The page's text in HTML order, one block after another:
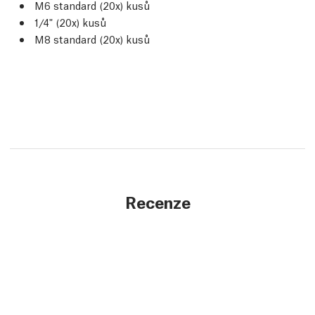
M6 standard (20x) kusů
1/4" (20x) kusů
M8 standard (20x) kusů
Recenze